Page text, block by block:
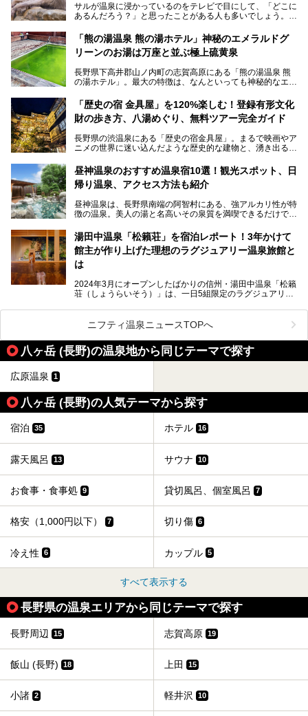
サルが温泉に浸かっているのをテレビで目にして、「どこに
あるんだろう？」と思ったことがある人も多いでしょう。
この微笑ましい光景は、長野県にある「地獄谷野猿公苑」で
見られるもので、野生のサルが雪景色の中で温泉に浸かる姿
を間近で観察できます。
本記事では、地獄谷野猿公苑の魅力や見どころ、サルと温泉
との関係性、地獄谷周辺の観光スポットについて紹介しま
ので、野生のサルを観察する貴重な自然体験と温泉をあわせ
て楽しみたい人は、ぜひ参考にしてください。
「熊の湯温泉 熊の湯ホテル」神秘のエメラルドグ
リーンのお湯は万座と並ぶ極上硫黄泉
長野県下高井郡山ノ内町の志賀高原にある「熊の湯温泉 熊
の湯ホテル」。最大の特徴は、なんといっても神秘的なエメ
リピートするファンも多い温泉です。冬はスキーと一緒に楽
しみたい極上の温泉を紹介します。
「歴史の宿 金具屋」を120%楽しむ！登録有形文化
財の歩き方、八湯めぐり、無料ツアー完全ガイド
長野県の渋温泉にある「歴史の宿金具屋」。まるで映画やア
ニメの世界に迷い込んだような歴史的な建物と、湧き出る温
を隅々まで楽しみたいですよね。この記事では、金具屋での
滞在を最高の思い出にするための「楽しみ方」を徹底的にご
紹介します！
昼神温泉のおすすめ温泉宿10選！観光スポット、日
帰り温泉、アクセス方法も紹介
昼神温泉は、長野県南端の阿智村にある、強アルカリ性が特
徴の温泉。美人の湯と名高いその泉質を満喫できるだけでな
昼神温泉では、朝市などの観光スポットや、信州名物のおや
きを楽しめるグルメスポットなど、観光を楽しむにはぴった
りの場所が豊富にあります。
この記事では、昼神温泉での滞在を充実させる宿泊施設や日
帰り温泉、見どころ満載の観光・グルメスポットに加え、ア
クセス方法も順に紹介します。
湯田中温泉「松籟荘」を宿泊レポート！3年かけて
館主が作り上げた理想のラグジュアリー温泉旅館と
は
2024年3月にオープンしたばかりの信州・湯田中温泉「松籟
荘（しょうらいそう）」は、一日5組限定のラグジュアリー
ライベートに楽しめる非日常感が味わえます。また宿泊者は
道向かいの「よろづや」の大浴場「桃山風呂」や共同浴場の
「湯田中大湯」も利用ができます。
極上のお湯に浸り上質なお料理に舌鼓、特別な日に泊まりた
い湯田中温泉「松籟荘」を、実際に宿泊した目線で紹介しま
ニフティ温泉ニュースTOPへ
八ヶ岳 (長野)の温泉地から同じテーマで探す
広原温泉 1
八ヶ岳 (長野)の人気テーマから探す
宿泊 35 ホテル 16
露天風呂 13 サウナ 10
お食事・食事処 9 貸切風呂、個室風呂 7
格安（1,000円以下） 7 切り傷 6
冷え性 6 カップル 5
すべて表示する
長野県の温泉エリアから同じテーマで探す
長野周辺 15 志賀高原 19
飯山 (長野) 18 上田 15
小諸 2 軽井沢 10